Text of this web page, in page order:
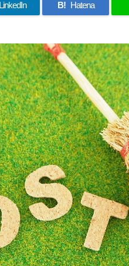
LinkedIn B! Hatena